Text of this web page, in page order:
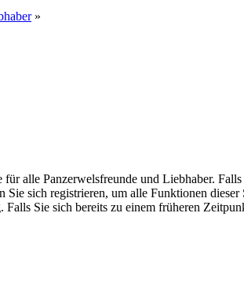
»
alle Panzerwelsfreunde und Liebhaber.
sich registrieren, um alle Funktionen
Falls Sie sich bereits zu einem früheren